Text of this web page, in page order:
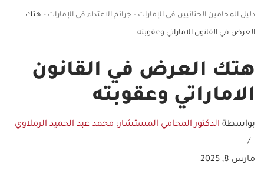
دليل المحامين الجنائيين في الإمارات – جرائم الاعتداء في الإمارات – هتك
العرض في القانون الاماراتي وعقوبته
هتك العرض في القانون
الاماراتي وعقوبته
بواسطة الدكتور المحامي المستشار: محمد عبد الحميد الرملاوي
مارس 8, 2025